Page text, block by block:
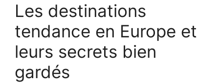
Les destinations
tendance en Europe et
leurs secrets bien
gardés